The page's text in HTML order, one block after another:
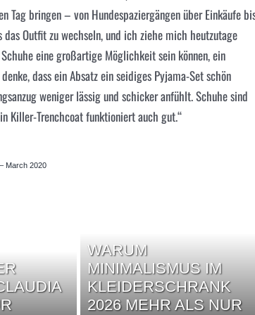
bringen – von Hundespaziergängen über Einkäufe
Outfit zu wechseln, und ich ziehe mich heutzutage
eine großartige Möglichkeit sein können, ein
dass ein Absatz ein seidiges Pyjama-Set schön
weniger lässig und schicker anfühlt. Schuhe sind
Killer-Trenchcoat funktioniert auch gut.“
March 2020
WARUM
MINIMALISMUS IM
KLEIDERSCHRANK
2026 MEHR ALS NUR